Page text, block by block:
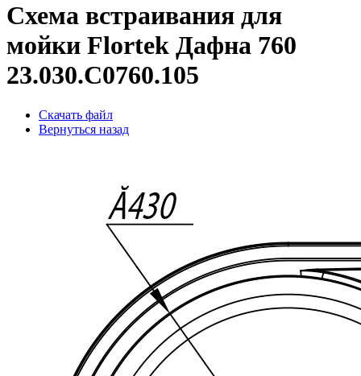
Схема встраивания для
мойки Flortek Дафна 760
23.030.C0760.105
Скачать файл
Вернуться назад